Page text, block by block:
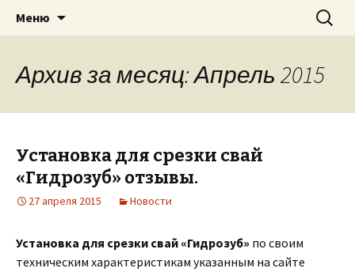
«PILEMASTER» Навесное
оборудование
Для экскаватора: гидробур, землесос,
сваерезка, вибротрамбовка,
стенорезная машина
Меню Найти:
Архив за месяц: Апрель 2015
Установка для срезки свай
«Гидрозуб» отзывы.
27 апреля 2015 Новости
Установка для срезки свай «Гидрозуб» по своим
техническим характеристикам указанным на сайте